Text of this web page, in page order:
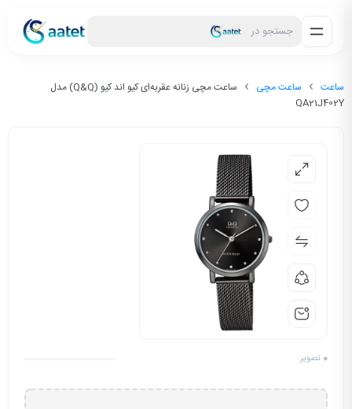
جستجو در
ساعت ساعت مچی
ساعت مچی زنانه عقربه‌ای کیو اند کیو (Q&Q) مدل
QA21J402Y
0 تصویر